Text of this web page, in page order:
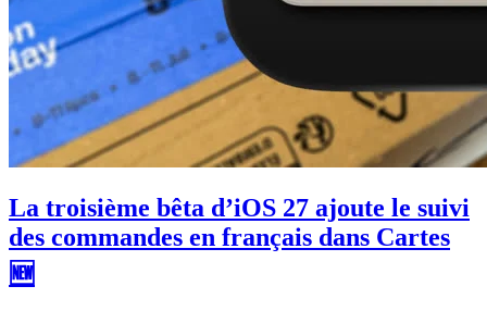
La troisième bêta d’iOS 27 ajoute le suivi
des commandes en français dans Cartes
🆕